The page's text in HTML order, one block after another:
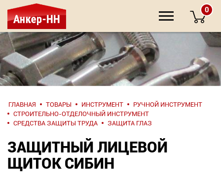
НАПИШИТЕ
НАМ
Крепеж
0
ГЛАВНАЯ ТОВАРЫ ИНСТРУМЕНТ
РУЧНОЙ ИНСТРУМЕНТ
СТРОИТЕЛЬНО-ОТДЕЛОЧНЫЙ ИНСТРУМЕНТ
СРЕДСТВА ЗАЩИТЫ ТРУДА
ЗАЩИТА ГЛАЗ
ЗАЩИТНЫЙ ЛИЦЕВОЙ
ЩИТОК СИБИН